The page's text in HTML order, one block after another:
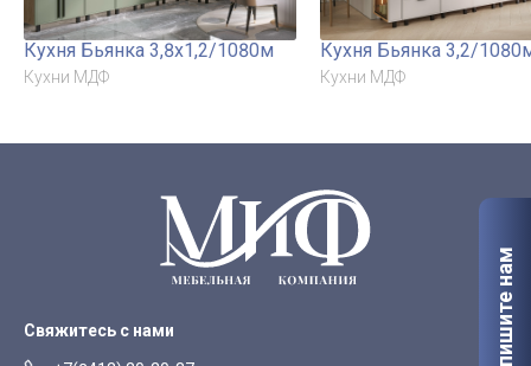
Кухня Бьянка 3,8х1,2/1080м
Кухни МДФ
Кухня Бьянка 3,2/
Кухни МДФ
Свяжитесь с нами Напишите нам